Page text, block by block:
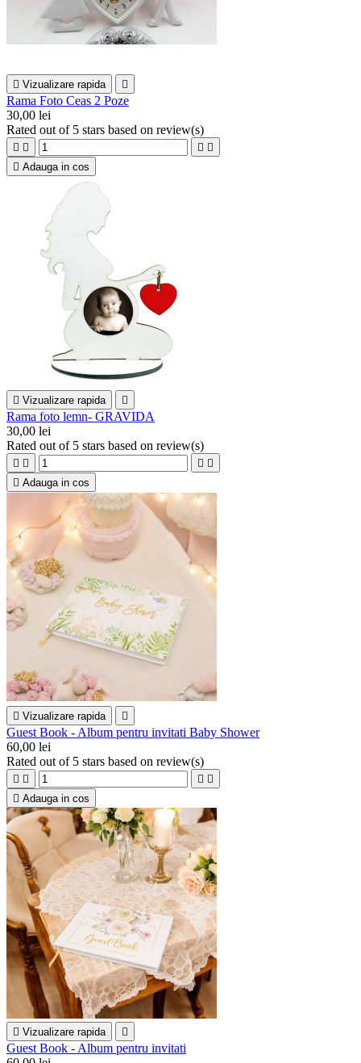
 Vizualizare rapida 
Rama Foto Ceas 2 Poze
30,00 lei
Rated out of 5 stars based on review(s)
   
 Adauga in cos
 Vizualizare rapida 
Rama foto lemn- GRAVIDA
30,00 lei
Rated out of 5 stars based on review(s)
   
 Adauga in cos
 Vizualizare rapida 
Guest Book - Album pentru invitati Baby Shower
60,00 lei
Rated out of 5 stars based on review(s)
   
 Adauga in cos
 Vizualizare rapida 
Guest Book - Album pentru invitati